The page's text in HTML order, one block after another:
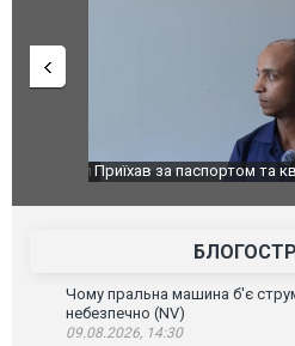
яйцями Приїхав за паспортом та
зіркового футболіста
Чому пральна машина б'є
небезпечно (NV)
09.08.2026, 14:30